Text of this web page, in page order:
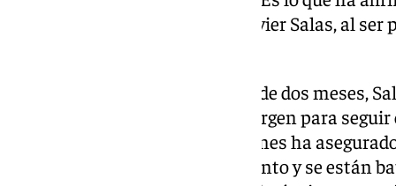
del Gobierno en la provincia, Javier Salas, al
Sin embargo, hace poco menos de dos meses,
tiene capacidad suficiente y margen para
de pasajeros». De hecho, este lunes ha
Semana Santa son «de crecimiento y se están